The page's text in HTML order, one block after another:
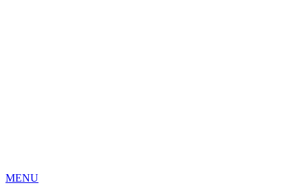
MENU